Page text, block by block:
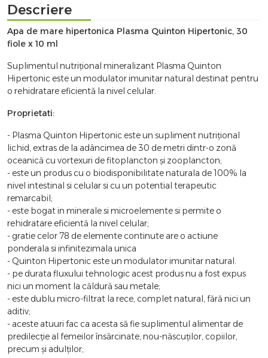
Descriere
Apa de mare hipertonica Plasma Quinton Hipertonic, 30
fiole x 10 ml
Suplimentul nutrițional mineralizant Plasma Quinton
Hipertonic este un modulator imunitar natural destinat pentru
o rehidratare eficientă la nivel celular.
Proprietati:
- Plasma Quinton Hipertonic este un supliment nutrițional
lichid, extras de la adâncimea de 30 de metri dintr-o zonă
oceanică cu vortexuri de fitoplancton și zooplancton;
- este un produs cu o biodisponibilitate naturala de 100% la
nivel intestinal si celular si cu un potential terapeutic
remarcabil;
- este bogat in minerale si microelemente si permite o
rehidratare eficientă la nivel celular;
- gratie celor 78 de elemente continute are o actiune
ponderala si infinitezimala unica
- Quinton Hipertonic este un modulator imunitar natural.
- pe durata fluxului tehnologic acest produs nu a fost expus
nici un moment la căldură sau metale;
- este dublu micro-filtrat la rece, complet natural, fără nici un
aditiv;
- aceste atuuri fac ca acesta să fie suplimentul alimentar de
predilecție al femeilor însărcinate, nou-născuților, copiilor,
precum și adulților;